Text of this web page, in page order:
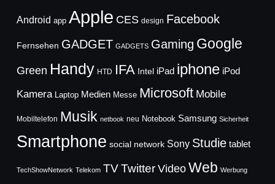
Android app Apple CES design Facebook
Fernsehen GADGET GADGETS Gaming Google
Green Handy HTD IFA Intel iPad iphone iPod
Kamera Laptop Medien Messe Microsoft Mobile
Mobiltelefon Musik netbook neu Notebook Samsung Sicherheit
Smartphone social network Sony Studie tablet
TechShowNetwork Telekom TVTwitter Video Web Werbung